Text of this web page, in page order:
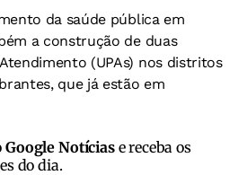
da saúde pública em
a construção de duas
(UPAs) nos distritos
que já estão em
Google Notíciase receba os
do dia.